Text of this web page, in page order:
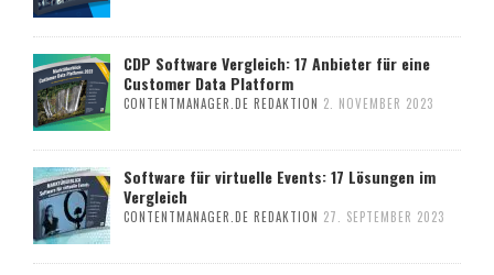
CDP Software Vergleich: 17 Anbieter für eine
Customer Data Platform
CONTENTMANAGER.DE REDAKTION 2. NOVEMBER 2023
Software für virtuelle Events: 17 Lösungen im
Vergleich
CONTENTMANAGER.DE REDAKTION 27. SEPTEMBER 2023